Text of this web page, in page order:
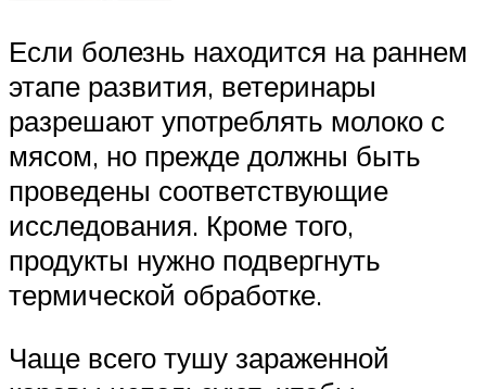
Если болезнь находится на раннем
этапе развития, ветеринары
разрешают употреблять молоко с
мясом, но прежде должны быть
проведены соответствующие
исследования. Кроме того,
продукты нужно подвергнуть
термической обработке.
Чаще всего тушу зараженной